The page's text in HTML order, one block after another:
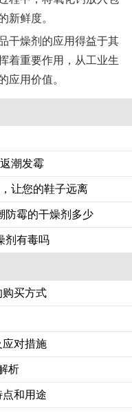
新鲜度。
干燥剂的应用得益于其
着重要作用，从工业生
应用价值。
潮发霉
让您的鞋子远离
防霉的干燥剂多少
剂有毒吗
购买方式
应对措施
析
和用途